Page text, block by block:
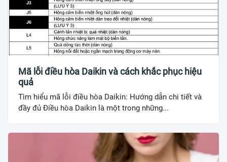
Mã lỗi điều hòa Daikin và cách khắc phục hiệu
quả
Tìm hiểu mã lỗi điều hòa Daikin: Hướng dẫn chi tiết và
đầy đủ Điều hòa Daikin là một trong những...